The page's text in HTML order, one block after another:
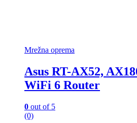
Mrežna oprema
Asus RT-AX52,
WiFi 6 Router
0 out of 5
(0)